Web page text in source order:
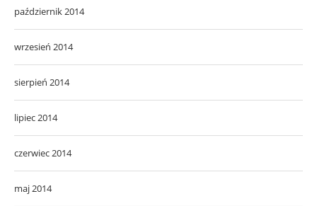
październik 2014
wrzesień 2014
sierpień 2014
lipiec 2014
czerwiec 2014
maj 2014